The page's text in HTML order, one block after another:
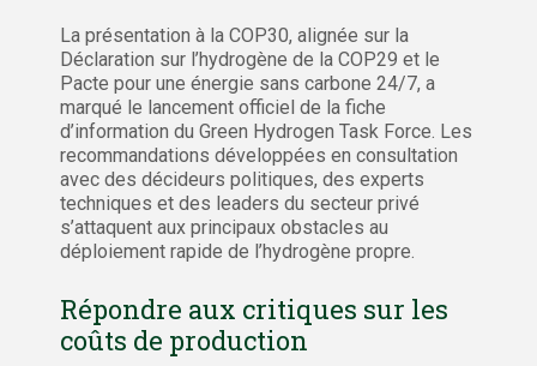
La présentation à la COP30, alignée sur la
Déclaration sur l’hydrogène de la COP29 et le
Pacte pour une énergie sans carbone 24/7, a
marqué le lancement officiel de la fiche
d’information du Green Hydrogen Task Force. Les
recommandations développées en consultation
avec des décideurs politiques, des experts
techniques et des leaders du secteur privé
s’attaquent aux principaux obstacles au
déploiement rapide de l’hydrogène propre.
Répondre aux critiques sur les
coûts de production